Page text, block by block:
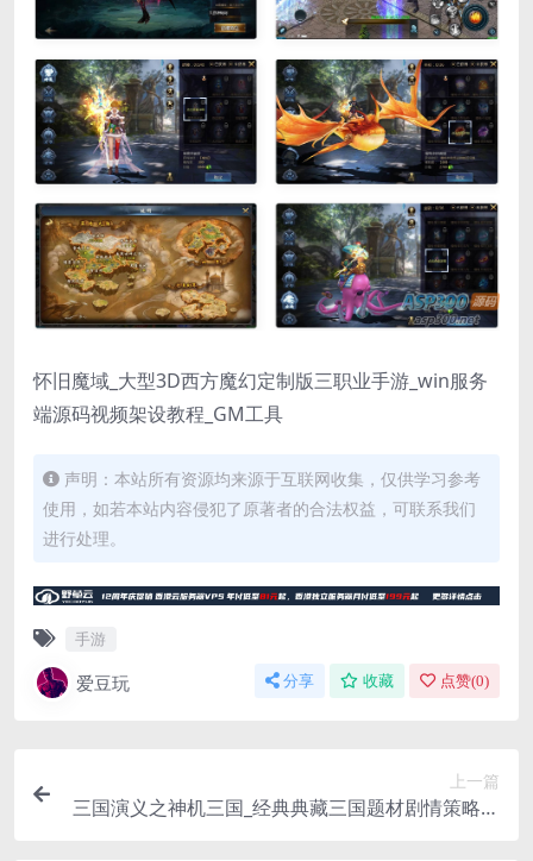
怀旧魔域_大型3D西方魔幻定制版三职业手游_win服务
端源码视频架设教程_GM工具
声明：本站所有资源均来源于互联网收集，仅供学习参考
使用，如若本站内容侵犯了原著者的合法权益，可联系我们
进行处理。
手游
爱豆玩 分享 收藏 点赞(0)
上一篇
三国演义之神机三国_经典典藏三国题材剧情策略闯